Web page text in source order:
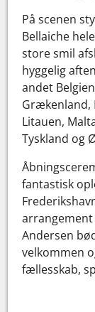
På scenen
Bellaiche
store smil
hyggelig
andet
Grækenland,
Litauen,
Tyskland og
fantastisk
arrangement
Andersen
velkommen
fællesskab,